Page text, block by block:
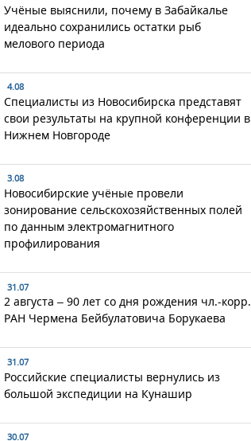
Учёные выяснили, почему в Забайкалье
идеально сохранились остатки рыб
мелового периода
4.08
Специалисты из Новосибирска представят
свои результаты на крупной конференции в
Нижнем Новгороде
3.08
Новосибирские учёные провели
зонирование сельскохозяйственных полей
по данным электромагнитного
профилирования
31.07
2 августа – 90 лет со дня рождения чл.-корр.
РАН Чермена Бейбулатовича Борукаева
31.07
Российские специалисты вернулись из
большой экспедиции на Кунашир
30.07